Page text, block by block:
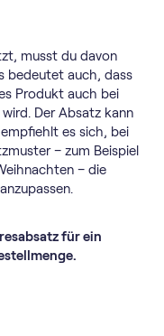
musst du davon
bedeutet auch, dass
Produkt auch bei
Der Absatz kann
es sich, bei
– zum Beispiel
– die
für ein